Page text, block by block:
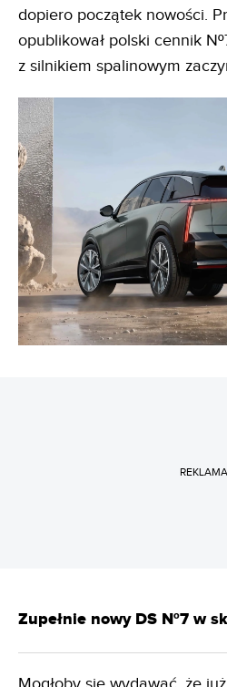
dopiero początek nowości.
opublikował polski cennik
z silnikiem spalinowym
REKLAMA
Zupełnie nowy DS Nº7 w